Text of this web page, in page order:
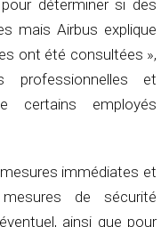
déterminer si des
mais Airbus explique
ont été consultées »,
professionnelles et
certains employés
immédiates et
de sécurité
ainsi que pour